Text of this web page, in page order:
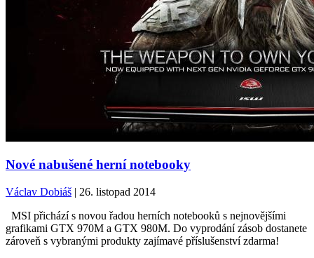
Nové nabušené herní notebooky
Václav Dobiáš| 26. listopad 2014
MSI přichází s novou řadou herních notebooků s nejnovějšími
grafikami GTX 970M a GTX 980M. Do vyprodání zásob dostanete
zároveň s vybranými produkty zajímavé příslušenství zdarma!